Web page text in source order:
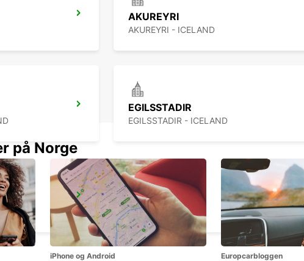
AKUREYRI
AKUREYRI - ICELAND
EGILSSTADIR
EGILSSTADIR - ICELAND
HOFN
HOFN - ICELAND
på Norge
iPhone og Android Europcarbloggen